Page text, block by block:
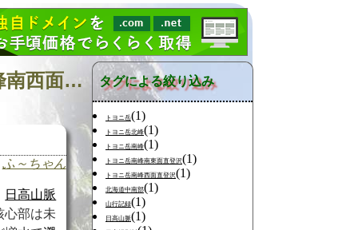
日記の検索 [タグ:トヨニ岳北峰東面直登沢 トヨニ岳北峰南西面直登沢 南日高 豊似川左股] 01～01(01件中)
ふ～ちゃん
日高山脈
心部は未
タグによる絞り込み
トヨニ岳(1)
トヨニ岳北峰(1)
トヨニ岳南峰(1)
トヨニ岳南峰南東面直登沢(1)
トヨニ岳南峰西面直登沢(1)
北海道中南部(1)
山行記録(1)
日高山脈(1)